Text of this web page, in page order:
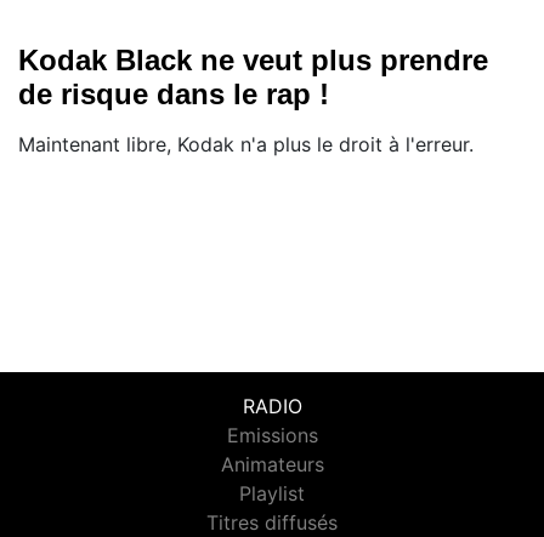
Kodak Black ne veut plus prendre
de risque dans le rap !
Maintenant libre, Kodak n'a plus le droit à l'erreur.
RADIO
Emissions
Animateurs
Playlist
Titres diffusés